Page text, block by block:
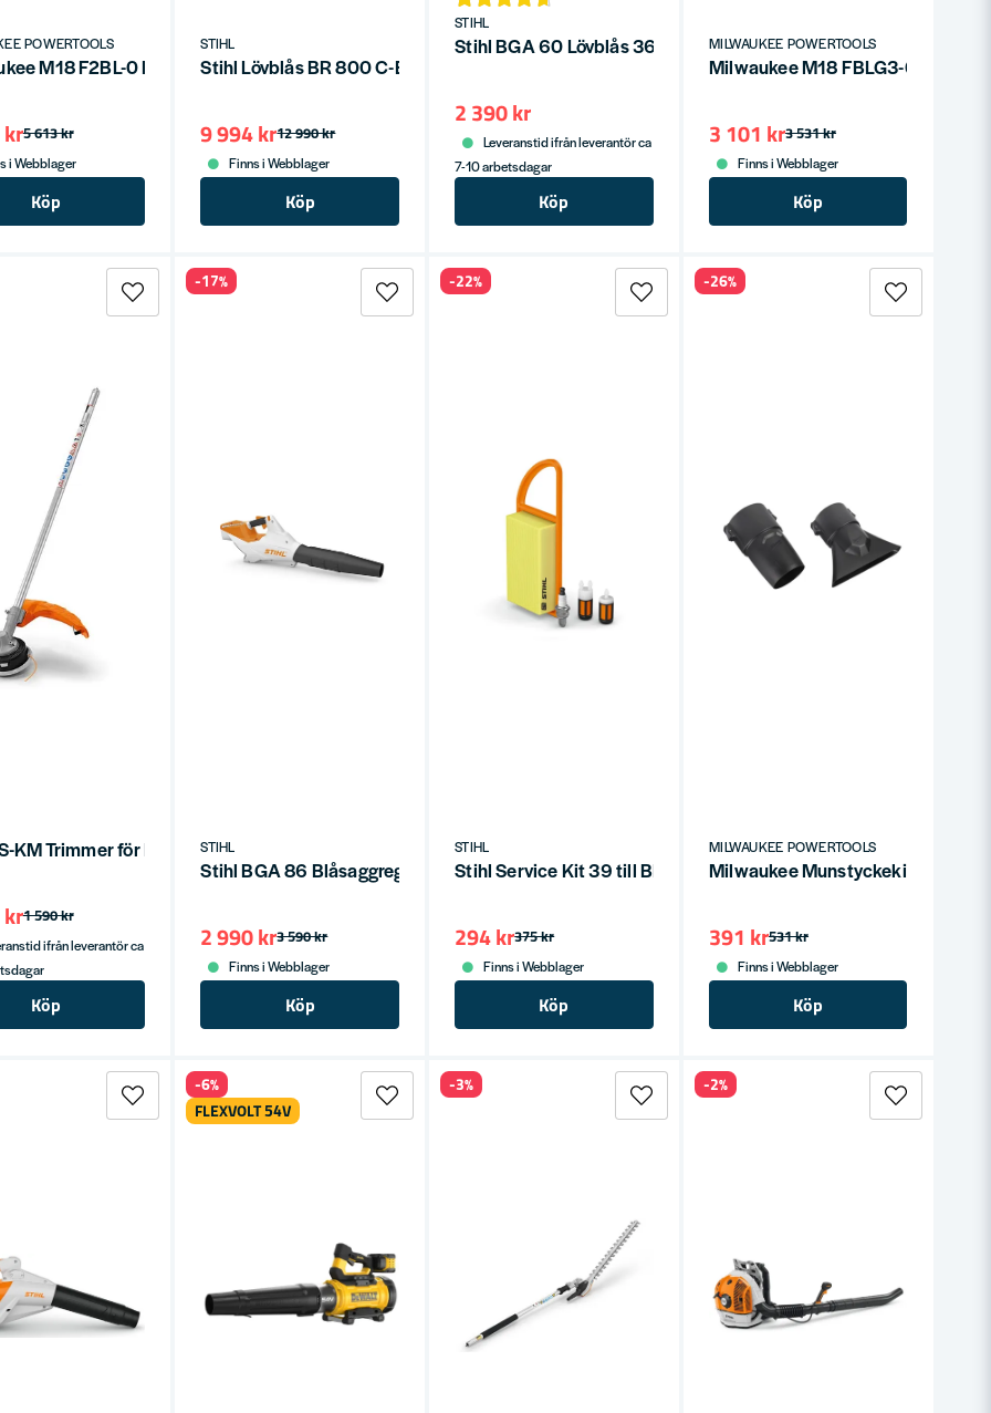
POWERTOOLS
M18 F2BL-0 Lövblåsare 18V (utan batterier)
5 613 kr
i Webblager
Köp
STIHL
Stihl Lövblås BR 800 C-E inkl. styre
12 990 kr
9 994 kr
Finns i Webblager
Köp
STIHL
Stihl BGA 60 Lövblås 36V (utan batterier)
2 390 kr
Leveranstid ifrån leverantör ca
7-10 arbetsdagar
Köp
MILWAUKEE POWERTOOLS
Milwaukee M18 FBLG3-0
3 531 kr
3 101 kr
Finns i Webblager
Köp
KM Trimmer för Kombimaskiner KM/KMA
1 590 kr
ifrån leverantör ca
Köp
STIHL
Stihl BGA 86 Blåsaggregat 36V utan batterier
3 590 kr
2 990 kr
Finns i Webblager
Köp
-17%
STIHL
Stihl Service Kit 39 till BR 500 550 600 700
375 kr
294 kr
Finns i Webblager
Köp
-22%
MILWAUKEE POWERTOOLS
Milwaukee Munstyckekit för
531 kr
391 kr
Finns i Webblager
Köp
-26%
-6%
FLEXVOLT 54V
-3% -2%